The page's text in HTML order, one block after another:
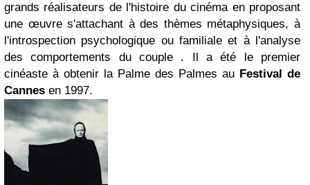
grands réalisateurs de l'histoire du cinéma en proposant
une œuvre s'attachant à des thèmes métaphysiques, à
l'introspection psychologique ou familiale et à l'analyse
des comportements du couple . Il a été le premier
cinéaste à obtenir la Palme des Palmes au Festival de
Cannes en 1997.